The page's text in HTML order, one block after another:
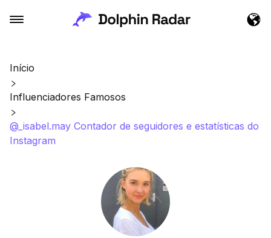
Início
Influenciadores Famosos
@_isabel.may Contador de seguidores e estatísticas do
Instagram